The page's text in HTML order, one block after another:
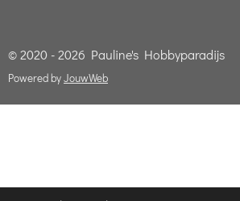
© 2020 - 2026 Pauline's Hobbyparadijs
Powered byJouwWeb